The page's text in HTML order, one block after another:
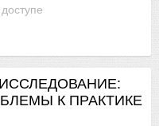
К ПРАКТИКЕ